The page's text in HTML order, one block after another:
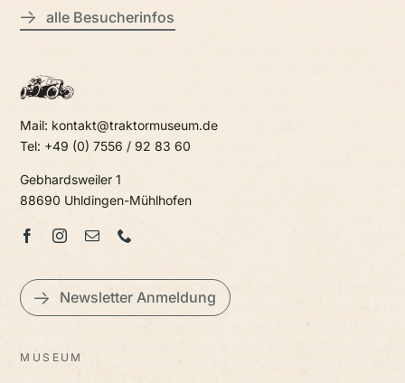
alle Besucherinfos
Mail: kontakt@traktormuseum.de
Tel: +49 (0) 7556 / 92 83 60
Gebhardsweiler 1
88690 Uhldingen-Mühlhofen
Newsletter Anmeldung
MUSEUM